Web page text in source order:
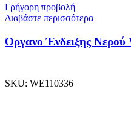
Γρήγορη προβολή
Διαβάστε περισσότερα
Όργανο Ένδειξης Νερού
SKU: WE110336